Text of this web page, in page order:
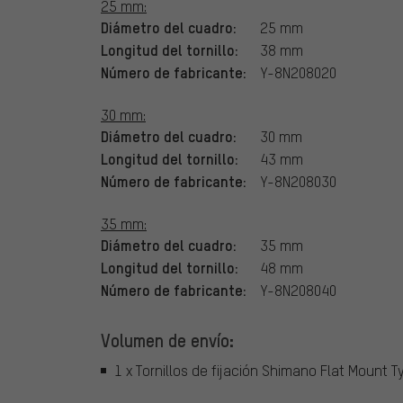
25 mm:
Diámetro del cuadro: 25 mm
Longitud del tornillo: 38 mm
Número de fabricante: Y-8N208020
30 mm:
Diámetro del cuadro: 30 mm
Longitud del tornillo: 43 mm
Número de fabricante: Y-8N208030
35 mm:
Diámetro del cuadro: 35 mm
Longitud del tornillo: 48 mm
Número de fabricante: Y-8N208040
Volumen de envío:
1 x Tornillos de fijación Shimano Flat Mount